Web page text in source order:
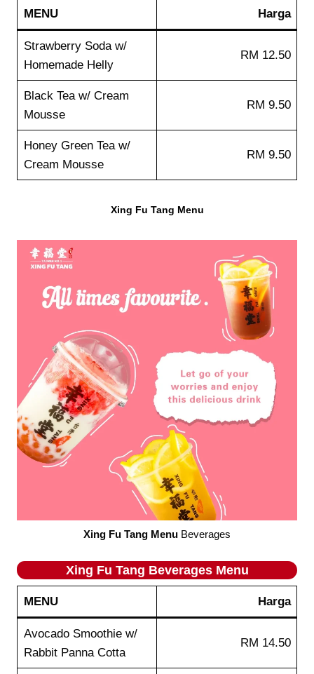
MENU Harga
Strawberry Soda w/
Homemade Helly
RM 12.50
Black Tea w/ Cream
Mousse
RM 9.50
Honey Green Tea w/
Cream Mousse
RM 9.50
Xing Fu Tang Menu
Xing Fu Tang Menu Beverages
Xing Fu Tang Beverages Menu
MENU Harga
Avocado Smoothie w/
Rabbit Panna Cotta
RM 14.50